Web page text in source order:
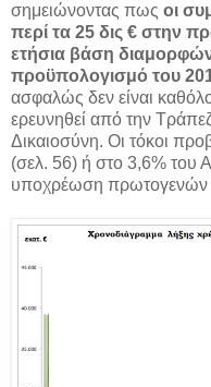
σημειώνοντας πως οι
περί τα 25 δις € στην
ετήσια βάση
προϋπολογισμό του
ασφαλώς δεν είναι
ερευνηθεί από την
Δικαιοσύνη. Οι τόκοι
(σελ. 56) ή στο 3,6% του
υποχρέωση πρωτογενών